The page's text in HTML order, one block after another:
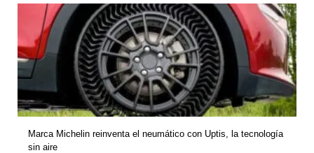
Marca Michelin reinventa el neumático con Uptis, la tecnología
sin aire